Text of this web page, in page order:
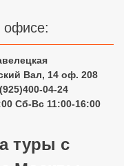
офисе:
Вал, 14 оф. 208
04-24
Сб-Вс 11:00-16:00
туры с